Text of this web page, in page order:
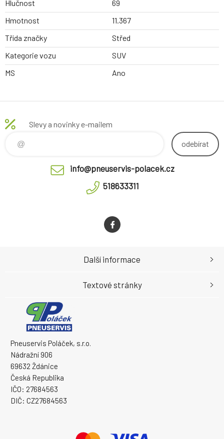
Hlučnost
69
Hmotnost
11.367
Třída značky
Střed
Kategorie vozu
SUV
MS
Ano
Slevy a novinky e-mailem
odebírat
info@pneuservis-polacek.cz
518633311
Pneuservis Poláček, s.r.o.
Nádražní 906
69632 Ždánice
Česká Republika
IČO: 27684563
DIČ: CZ27684563
Další informace
Textové stránky